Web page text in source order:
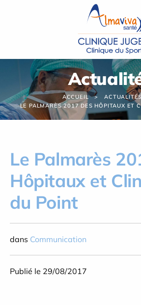
ACCUEIL
LE PALMARÈS 2017 DES HÔPITAUX ET
Le Palmarès
Hôpitaux et
du Point
dans Communication
Publié le 29/08/2017
Panneau de gestion des cookies